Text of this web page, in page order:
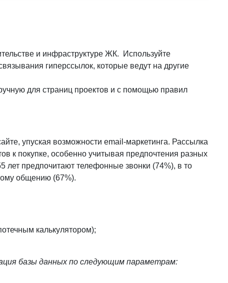
и инфраструктуре ЖК. Используйте
гиперссылок, которые ведут на другие
для страниц проектов и с помощью правил
упуская возможности email-маркетинга. Рассылка
к покупке, особенно учитывая предпочтения разных
лет предпочитают телефонные звонки (74%), в то
общению (67%).
калькулятором);
базы данных по следующим параметрам: